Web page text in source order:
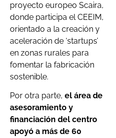
proyecto europeo Scaira,
donde participa el CEEIM,
orientado a la creación y
aceleración de ‘startups’
en zonas rurales para
fomentar la fabricación
sostenible.
Por otra parte, el área de
asesoramiento y
financiación del centro
apoyó a más de 60